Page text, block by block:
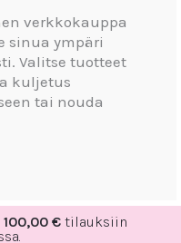
verkkokauppa
sinua ympäri
Valitse tuotteet
kuljetus
tai nouda
100,00 €tilauksiin